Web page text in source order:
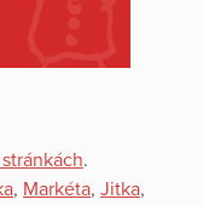
.
, Markéta, Jitka,